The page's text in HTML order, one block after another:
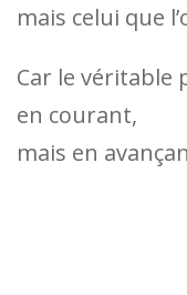
mais celui que
Car le véritable
en courant,
mais en